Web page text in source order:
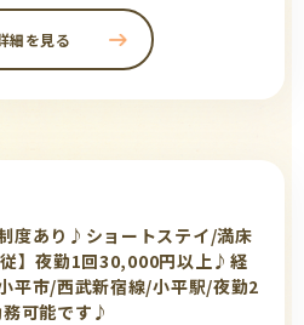
細を見る
度あり♪ショートステイ/満床
】夜勤1回30,000円以上♪経
平市/西武新宿線/小平駅/夜勤2
可能です♪